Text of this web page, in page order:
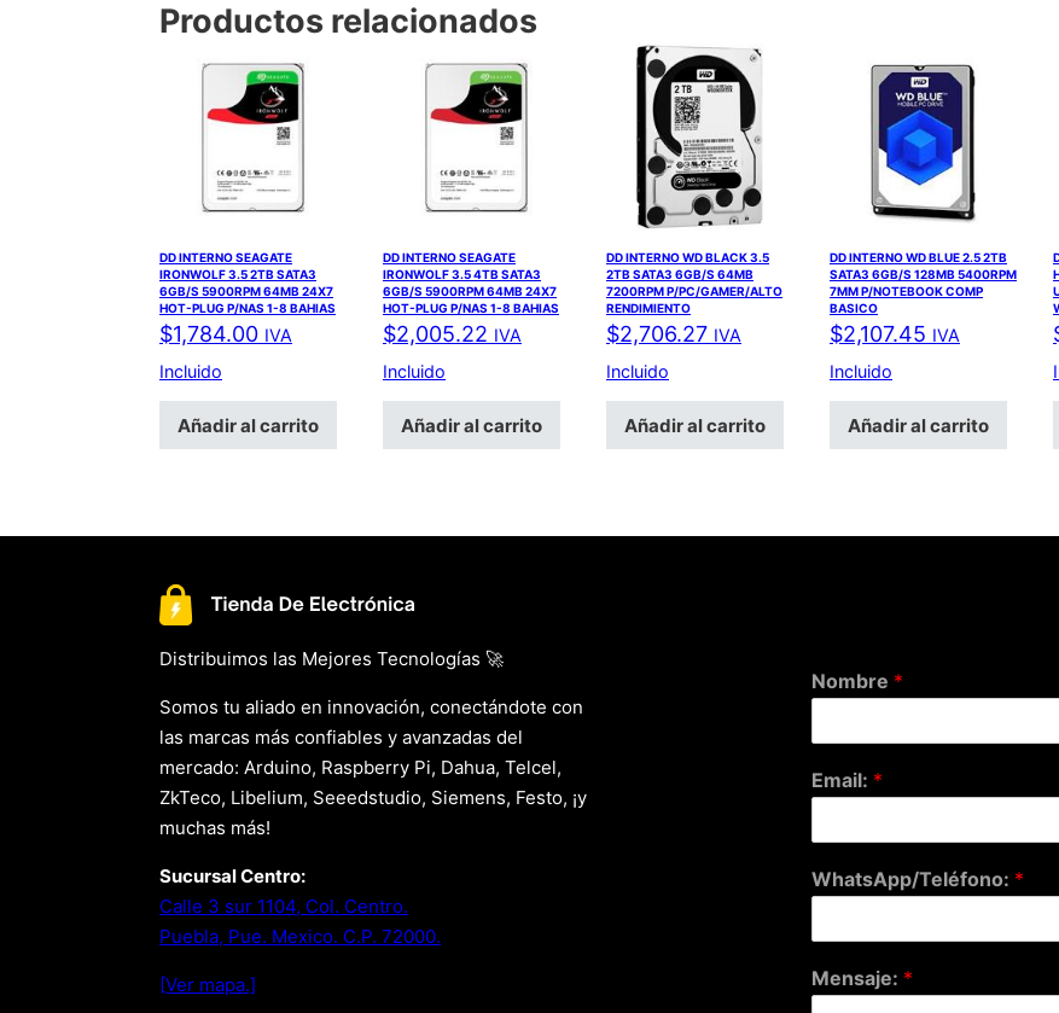
Productos relacionados
DD INTERNO SEAGATE
IRONWOLF 3.5 2TB SATA3
6GB/S 5900RPM 64MB 24X7
HOT-PLUG P/NAS 1-8 BAHIAS
$1,784.00 IVA
Incluido
Añadir al carrito
DD INTERNO SEAGATE
IRONWOLF 3.5 4TB SATA3
6GB/S 5900RPM 64MB 24X7
HOT-PLUG P/NAS 1-8 BAHIAS
$2,005.22 IVA
Incluido
Añadir al carrito
DD INTERNO WD BLACK 3.5
2TB SATA3 6GB/S 64MB
7200RPM P/PC/GAMER/ALTO
RENDIMIENTO
$2,706.27 IVA
Incluido
Añadir al carrito
DD INTERNO WD BLUE 2.5 2TB
SATA3 6GB/S 128MB 5400RPM
7MM P/NOTEBOOK COMP
BASICO
$2,107.45 IVA
Incluido
Añadir al carrito
Distribuimos las Mejores Tecnologías 🚀
Somos tu aliado en innovación, conectándote con
las marcas más confiables y avanzadas del
mercado: Arduino, Raspberry Pi, Dahua, Telcel,
ZkTeco, Libelium, Seeedstudio, Siemens, Festo, ¡y
muchas más!
Sucursal Centro:
Calle 3 sur 1104, Col. Centro.
Puebla, Pue. Mexico. C.P. 72000.
[Ver mapa.]
Nombre *
Email: *
WhatsApp/Teléfono: *
Mensaje: *